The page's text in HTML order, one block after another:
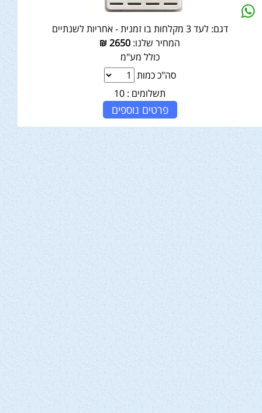
דגם: לעד 3 מקלחות בו זמנית - אחריות לשנתיים
המחיר שלנו: 2650
₪
כולל מע"מ
סה"כ כמות
תשלומים : 10
פרטים נוספים